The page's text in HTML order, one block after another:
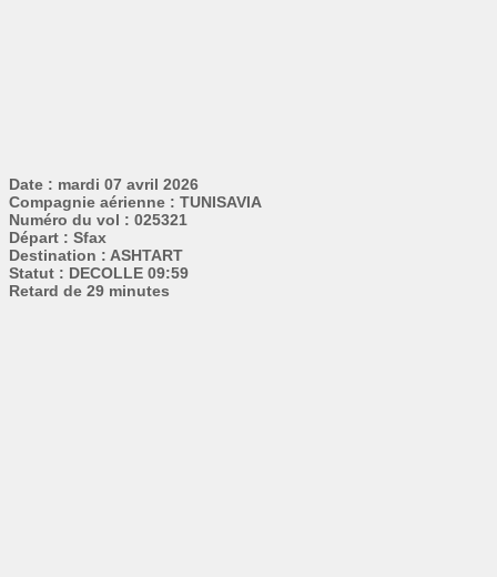
Date : mardi 07 avril 2026
Compagnie aérienne : TUNISAVIA
Numéro du vol : 025321
Départ : Sfax
Destination : ASHTART
Statut : DECOLLE 09:59
Retard de 29 minutes